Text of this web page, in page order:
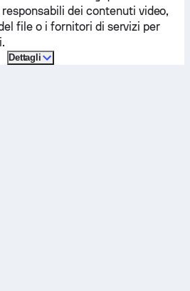
dei contenuti video,
file o i fornitori di servizi per
Dettagli